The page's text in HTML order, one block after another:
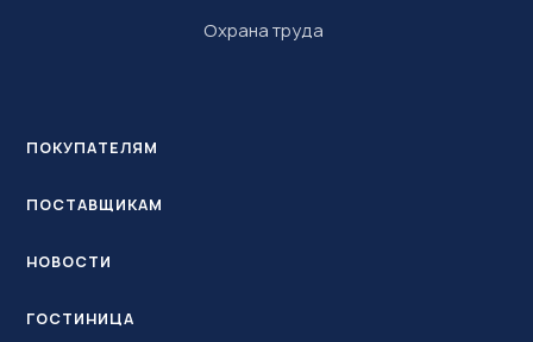
Охрана труда
ПОКУПАТЕЛЯМ
ПОСТАВЩИКАМ
НОВОСТИ
ГОСТИНИЦА